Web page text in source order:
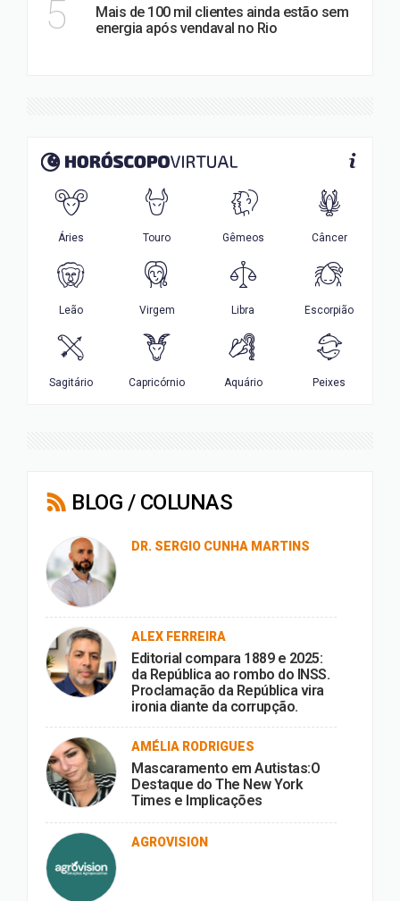
5
Mais de 100 mil clientes ainda estão sem
energia após vendaval no Rio
BLOG / COLUNAS
DR. SERGIO CUNHA MARTINS
ALEX FERREIRA
Editorial compara 1889 e 2025:
da República ao rombo do INSS.
Proclamação da República vira
ironia diante da corrupção.
AMÉLIA RODRIGUES
Mascaramento em Autistas:O
Destaque do The New York
Times e Implicações
AGROVISION